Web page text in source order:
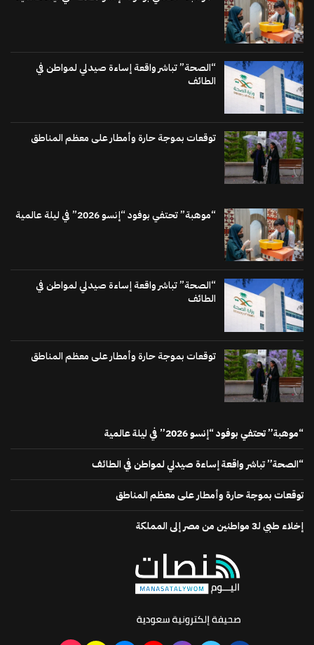
“الصحة” تباشر واقعة إساءة صيدلي لمواطن في
الطائف
توقعات بموجة حارة وأمطار على معظم المناطق
“موهبة” تحتفي بوفود “إنسو 2026” في ليلة عالمية
“الصحة” تباشر واقعة إساءة صيدلي لمواطن في
الطائف
توقعات بموجة حارة وأمطار على معظم المناطق
“موهبة” تحتفي بوفود “إنسو 2026” في ليلة عالمية
“الصحة” تباشر واقعة إساءة صيدلي لمواطن في الطائف
توقعات بموجة حارة وأمطار على معظم المناطق
إخلاء طبي لـ3 مواطنين من مصر إلى المملكة